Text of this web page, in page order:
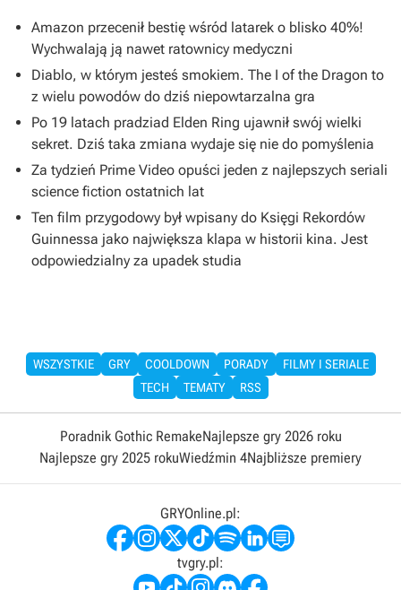
Amazon przecenił bestię wśród latarek o blisko 40%!
Wychwalają ją nawet ratownicy medyczni
Diablo, w którym jesteś smokiem. The I of the Dragon to
z wielu powodów do dziś niepowtarzalna gra
Po 19 latach pradziad Elden Ring ujawnił swój wielki
sekret. Dziś taka zmiana wydaje się nie do pomyślenia
Za tydzień Prime Video opuści jeden z najlepszych seriali
science fiction ostatnich lat
Ten film przygodowy był wpisany do Księgi Rekordów
Guinnessa jako największa klapa w historii kina. Jest
odpowiedzialny za upadek studia
WSZYSTKIE GRY COOLDOWN PORADY
FILMY I SERIALE
TECH
TEMATY RSS
Poradnik Gothic RemakeNajlepsze gry 2026 roku
Najlepsze gry 2025 rokuWiedźmin 4Najbliższe premiery
GRYOnline.pl:
tvgry.pl: